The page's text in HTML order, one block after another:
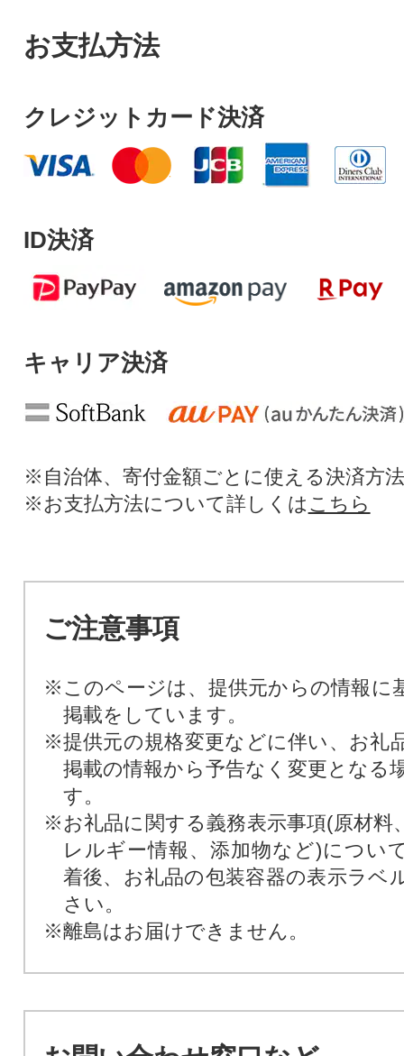
お支払方法
クレジットカード決済
ID決済
キャリア決済
※自治体、寄付金額ごとに使える決済方
※お支払方法について詳しくは こちら
ご注意事項
※このページは、提供元からの情報に
掲載をしています。
※提供元の規格変更などに伴い、お礼
掲載の情報から予告なく変更となる
す。
※お礼品に関する義務表示事項(原材料
レルギー情報、添加物など)につい
着後、お礼品の包装容器の表示ラベ
さい。
※離島はお届けできません。